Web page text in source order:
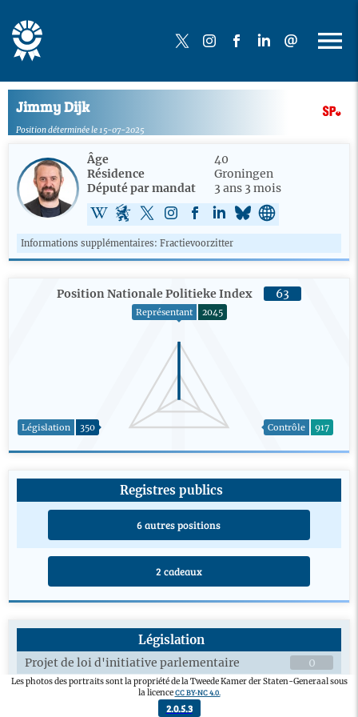
Jimmy Dijk
Position déterminée le 15-07-2025
Âge
40
Résidence
Groningen
Député par mandat
3 ans 3 mois
Informations supplémentaires: Fractievoorzitter
Position Nationale Politieke Index 63
Législation 350
Représentant 2045
Contrôle 917
Registres publics
6 autres positions
2 cadeaux
Législation
Projet de loi d'initiative parlementaire
0
Amendement adopté
0
Débats en plénière sur les projets de loi
Les photos des portraits sont la propriété de la Tweede Kamer der Staten-Generaal sous
la licenceCC BY-NC 4.0.
2.0.5.3